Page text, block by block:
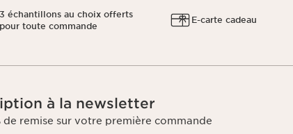
3 échantillons au choix offerts
pour toute commande
E-carte cadeau
à la newsletter
de remise sur votre première commande